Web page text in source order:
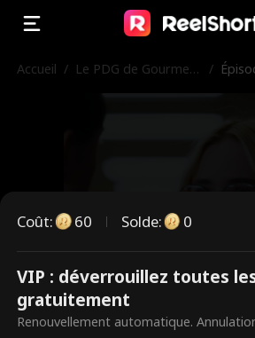
Accueil / Le PDG de Gourmet
/
Ce sont des épisodes
Débloquez pour
Coût: 60 Solde: 0
VIP : déverrouillez toutes
gratuitement
Renouvellement automatique.